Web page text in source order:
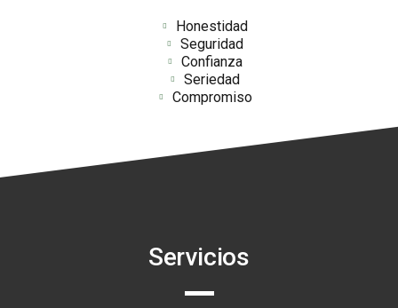
Honestidad
Seguridad
Confianza
Seriedad
Compromiso
Servicios